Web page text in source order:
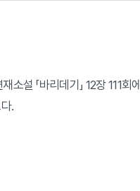
소설 「바리데기」 12장 111
.